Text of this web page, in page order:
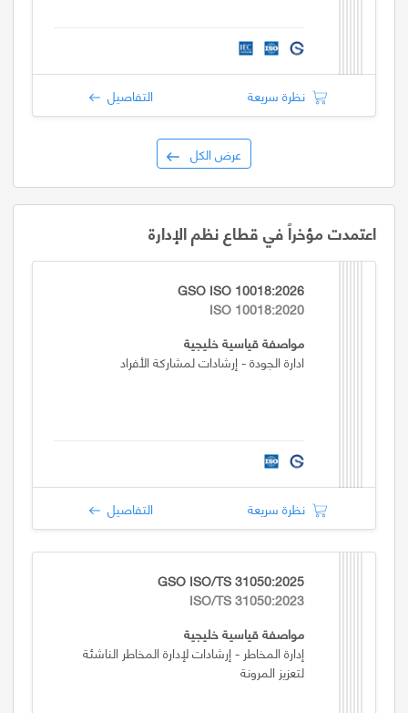
نظرة سريعة التفاصيل
عرض الكل
اعتمدت مؤخراً في قطاع نظم الإدارة
GSO ISO 10018:2026
ISO 10018:2020
مواصفة قياسية خليجية
ادارة الجودة - إرشادات لمشاركة الأفراد
نظرة سريعة التفاصيل
GSO ISO/TS 31050:2025
ISO/TS 31050:2023
مواصفة قياسية خليجية
إدارة المخاطر - إرشادات لإدارة المخاطر الناشئة
لتعزيز المرونة